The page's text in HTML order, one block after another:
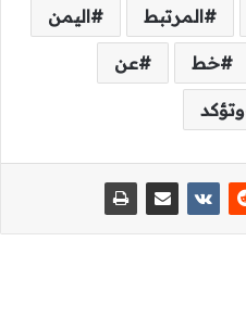
المرتبط اليمن
خط عن
وتؤكد